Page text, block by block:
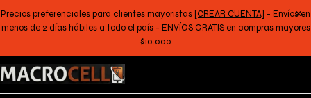
Precios preferenciales para clientes mayoristas [CREAR CUENTA] - Envíos en
menos de 2 días hábiles a todo el país - ENVÍOS GRATIS en compras mayores
$10.000